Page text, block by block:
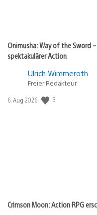
Onimusha: Way of the Sword
spektakulärer Action
Ulrich Wimmeroth
Freier Redakteur
Veröffentlichungsdatum:
6. Aug 2026 3
Crimson Moon: Action RPG